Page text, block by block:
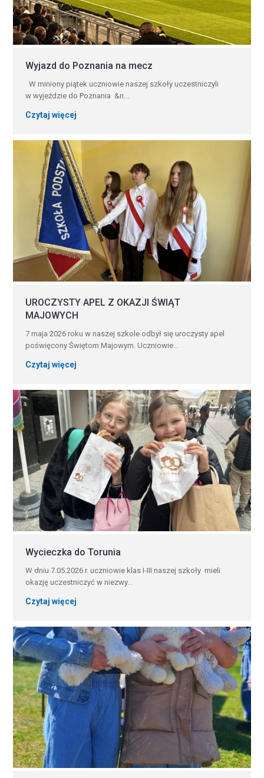
Wyjazd do Poznania na mecz
W miniony piątek uczniowie naszej szkoły uczestniczyli
w wyjeździe do Poznania &n...
Czytaj więcej
UROCZYSTY APEL Z OKAZJI ŚWIĄT
MAJOWYCH
7 maja 2026 roku w naszej szkole odbył się uroczysty apel
poświęcony Świętom Majowym. Uczniowie...
Czytaj więcej
Wycieczka do Torunia
W dniu 7.05.2026 r. uczniowie klas I-III naszej szkoły mieli
okazję uczestniczyć w niezwy...
Czytaj więcej